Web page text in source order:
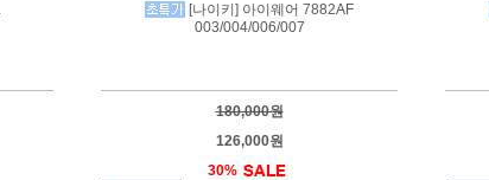
[나이키] 아이웨어 7882AF
003/004/006/007
180,000원
126,000원
30%